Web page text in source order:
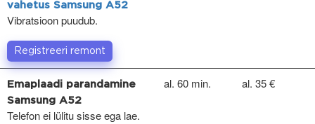
vahetus Samsung A52
Vibratsioon puudub.
Registreeri remont
Emaplaadi parandamine
Samsung A52
Telefon ei lülitu sisse ega lae.
al. 60 min. al. 35 €